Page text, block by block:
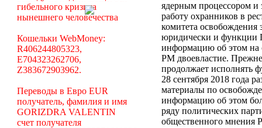
гибельного кризиса
нынешнего человечества
Кошельки WebMoney:
R406244805323,
E704323262706,
Z383672903962.
Переводы в Евро EUR
получатель, фамилия и имя
GORIZDRA VALENTIN
счет получателя
ядерным процессором и
работу охранников в
комитета освобождения
юридически и функции
информацию об этом на
РМ двоевластие.
продолжает исполнять
28 сентября 2018 года
материалы по
информацию об этом
ряду политических
общественного мнения